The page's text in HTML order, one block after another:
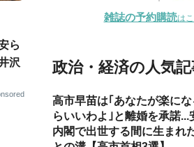
ら
沢
雑誌の予約購読は
政治・経済の人気
高市早苗は｢あなたが楽に
らいいわよ｣と離婚を承諾...
内閣で出世する間に生まれ